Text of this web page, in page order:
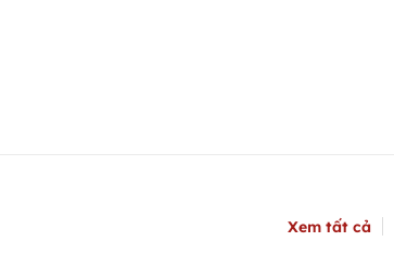
Xem tất cả